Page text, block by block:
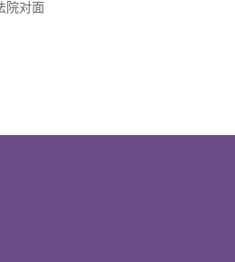
院对面